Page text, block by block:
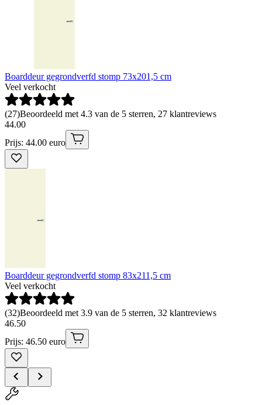
Boarddeur gegrondverfd stomp 73x201,5 cm
Veel verkocht
(27)Beoordeeld met 4.3 van de 5 sterren, 27 klantreviews
44.00
Prijs: 44.00 euro
Boarddeur gegrondverfd stomp 83x211,5 cm
Veel verkocht
(32)Beoordeeld met 3.9 van de 5 sterren, 32 klantreviews
46.50
Prijs: 46.50 euro